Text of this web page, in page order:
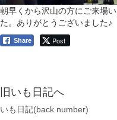
朝早くから沢山の方にご来場
た。ありがとうございました♪
Share Post
旧いも日記へ
いも日記(back number)